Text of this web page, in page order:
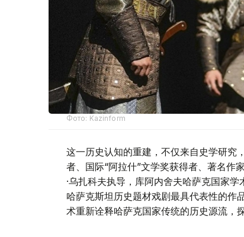
Фото: Kazinform
这一历史认知的重建，不仅来自史学研究
者、国际“阿拉什”文学奖获得者、著名作
·乌扎科夫执导，库阿内舍夫哈萨克国家
哈萨克斯坦历史题材戏剧最具代表性的作
术重新诠释哈萨克国家传统的历史源流，